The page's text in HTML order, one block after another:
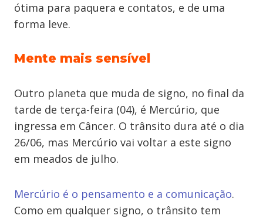
ótima para paquera e contatos, e de uma
forma leve.
Mente mais sensível
Outro planeta que muda de signo, no final da
tarde de terça-feira (04), é Mercúrio, que
ingressa em Câncer. O trânsito dura até o dia
26/06, mas Mercúrio vai voltar a este signo
em meados de julho.
Mercúrio é o pensamento e a comunicação.
Como em qualquer signo, o trânsito tem